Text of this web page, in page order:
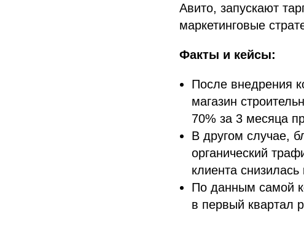
Авито, запускают
маркетинговые
Факты и кейсы:
После внедрения
магазин
70% за 3 месяца
В другом случае,
органический
клиента снизилась
По данным самой
в первый квартал